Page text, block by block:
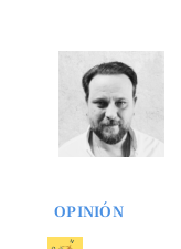
OPINIÓN